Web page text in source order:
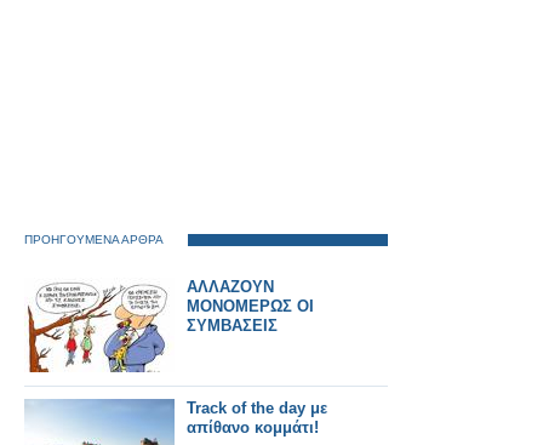
ΠΡΟΗΓΟΥΜΕΝΑ ΑΡΘΡΑ
ΑΛΛΑΖΟΥΝ
ΜΟΝΟΜΕΡΩΣ ΟΙ
ΣΥΜΒΑΣΕΙΣ
Track of the day με
απίθανο κομμάτι!